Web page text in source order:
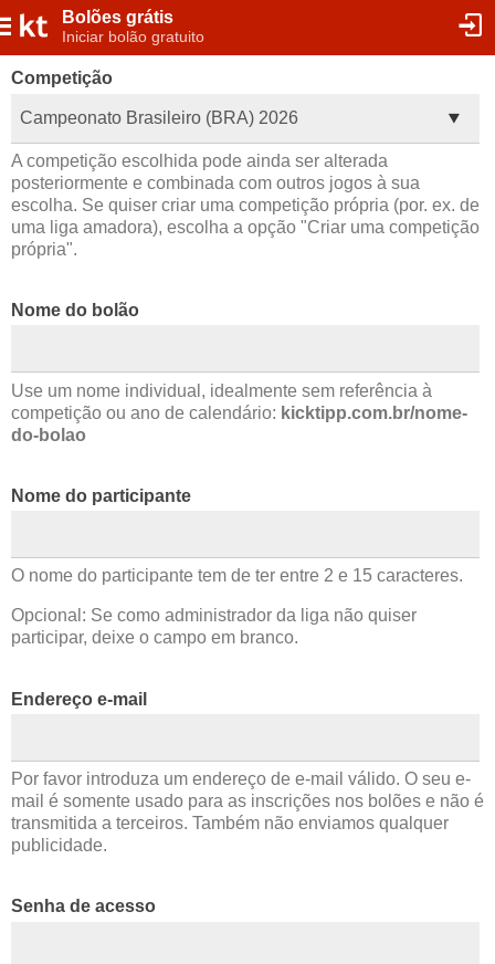
Bolões grátis
Iniciar bolão gratuito
Competição
Campeonato Brasileiro (BRA) 2026
A competição escolhida pode ainda ser alterada
posteriormente e combinada com outros jogos à sua
escolha. Se quiser criar uma competição própria (por. ex. de
uma liga amadora), escolha a opção "Criar uma competição
própria".
Nome do bolão
Use um nome individual, idealmente sem referência à
competição ou ano de calendário: kicktipp.com.br/nome-
do-bolao
Nome do participante
O nome do participante tem de ter entre 2 e 15 caracteres.
Opcional: Se como administrador da liga não quiser
participar, deixe o campo em branco.
Endereço e-mail
Por favor introduza um endereço de e-mail válido. O seu e-
mail é somente usado para as inscrições nos bolões e não é
transmitida a terceiros. Também não enviamos qualquer
publicidade.
Senha de acesso